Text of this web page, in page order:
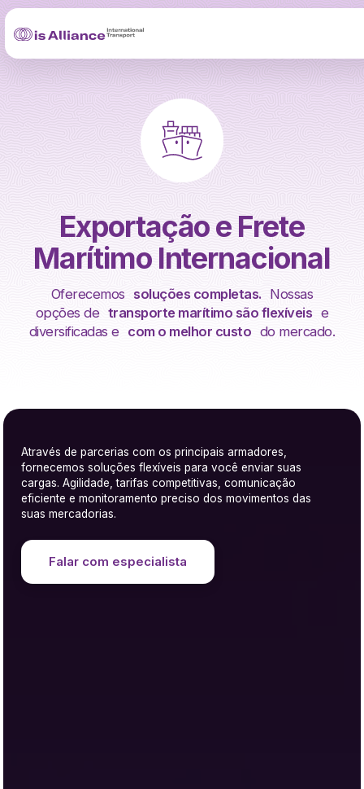
Exportação e Frete
Marítimo Internacional
Oferecemos soluções completas. Nossas
opções de transporte marítimo são flexíveis e
diversificadas e com o melhor custo do mercado.
Através de parcerias com os principais armadores,
fornecemos soluções flexíveis para você enviar suas
cargas. Agilidade, tarifas competitivas, comunicação
eficiente e monitoramento preciso dos movimentos das
suas mercadorias.
Falar com especialista